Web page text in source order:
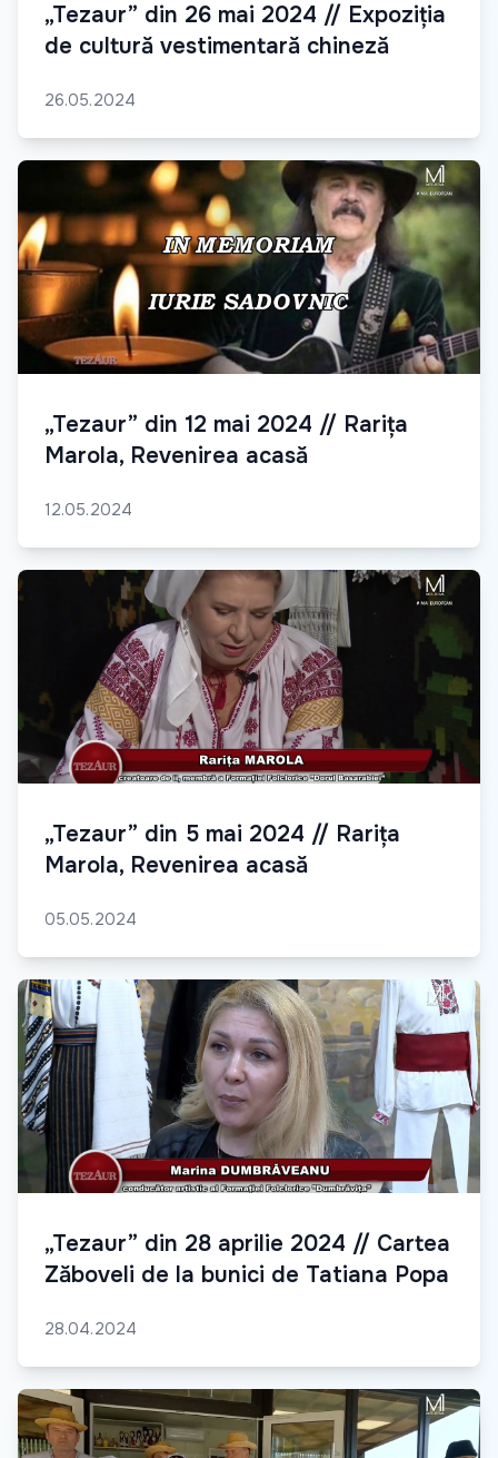
„Tezaur” din 26 mai 2024 // Expoziția
de cultură vestimentară chineză
26.05.2024
„Tezaur” din 12 mai 2024 // Rarița
Marola, Revenirea acasă
12.05.2024
„Tezaur” din 5 mai 2024 // Rarița
Marola, Revenirea acasă
05.05.2024
„Tezaur” din 28 aprilie 2024 // Cartea
Zăboveli de la bunici de Tatiana Popa
28.04.2024